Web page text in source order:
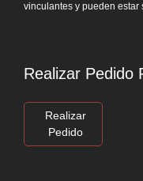
vinculantes y pueden estar
Realizar Pedido
Realizar
Pedido